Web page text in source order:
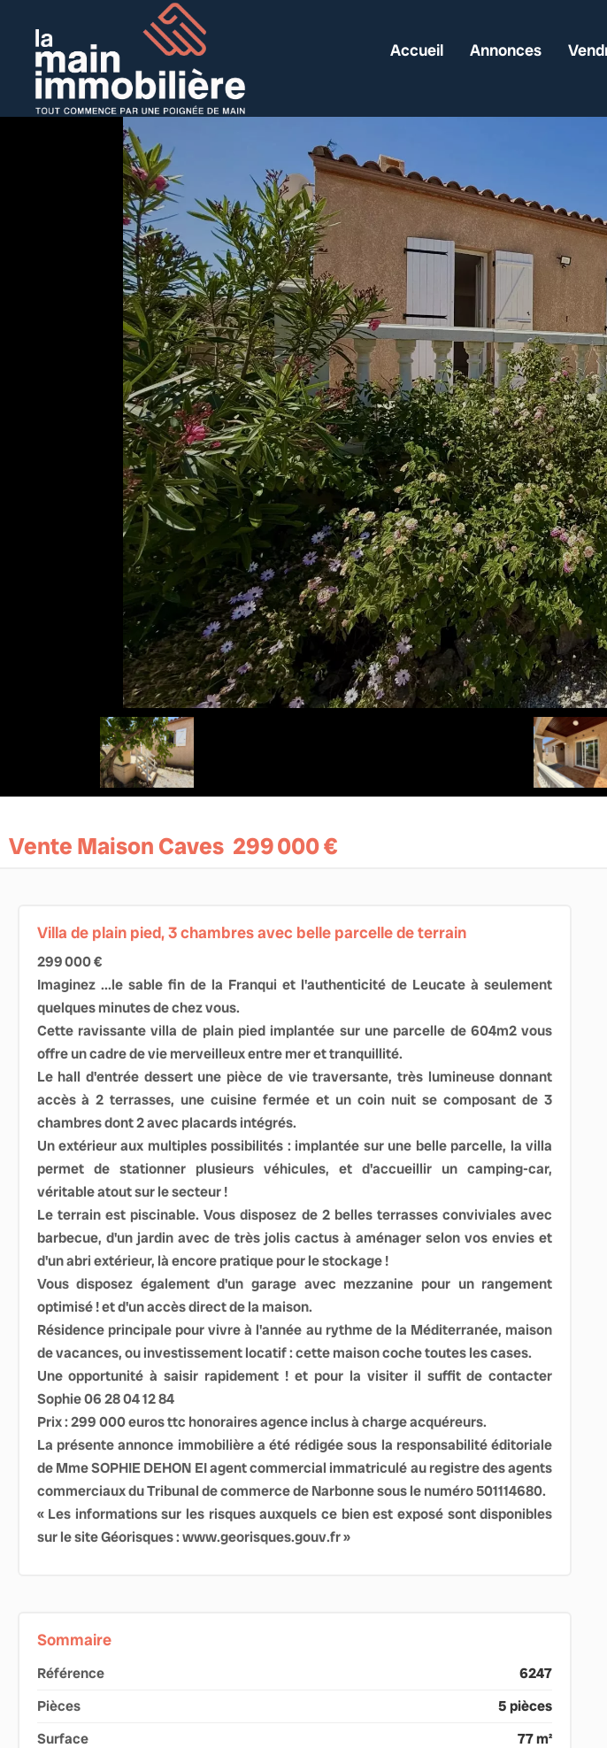
Accueil Annonces
Vente Maison Caves 299 000 €
Villa de plain pied, 3 chambres avec belle parcelle de terrain
299 000 €
Imaginez ...le sable fin de la Franqui et l'authenticité de Leucate à seulement
quelques minutes de chez vous.
Cette ravissante villa de plain pied implantée sur une parcelle de 604m2 vous
offre un cadre de vie merveilleux entre mer et tranquillité.
Le hall d'entrée dessert une pièce de vie traversante, très lumineuse donnant
accès à 2 terrasses, une cuisine fermée et un coin nuit se composant de 3
chambres dont 2 avec placards intégrés.
Un extérieur aux multiples possibilités : implantée sur une belle parcelle, la villa
permet de stationner plusieurs véhicules, et d'accueillir un camping-car,
véritable atout sur le secteur !
Le terrain est piscinable. Vous disposez de 2 belles terrasses conviviales avec
barbecue, d'un jardin avec de très jolis cactus à aménager selon vos envies et
d'un abri extérieur, là encore pratique pour le stockage !
Vous disposez également d'un garage avec mezzanine pour un rangement
optimisé ! et d'un accès direct de la maison.
Résidence principale pour vivre à l'année au rythme de la Méditerranée, maison
de vacances, ou investissement locatif : cette maison coche toutes les cases.
Une opportunité à saisir rapidement ! et pour la visiter il suffit de contacter
Sophie 06 28 04 12 84
Prix : 299 000 euros ttc honoraires agence inclus à charge acquéreurs.
La présente annonce immobilière a été rédigée sous la responsabilité éditoriale
de Mme SOPHIE DEHON EI agent commercial immatriculé au registre des agents
commerciaux du Tribunal de commerce de Narbonne sous le numéro 501114680.
« Les informations sur les risques auxquels ce bien est exposé sont disponibles
sur le site Géorisques : www.georisques.gouv.fr »
Sommaire
Référence
6247
Pièces
5 pièces
Surface
77 m²